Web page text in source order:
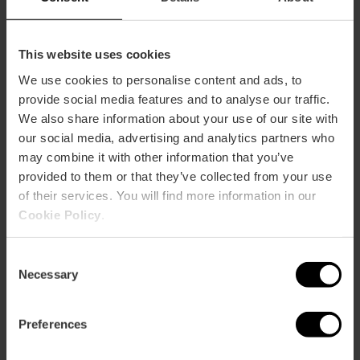
This website uses cookies
We use cookies to personalise content and ads, to
provide social media features and to analyse our traffic.
We also share information about your use of our site with
our social media, advertising and analytics partners who
may combine it with other information that you’ve
provided to them or that they’ve collected from your use
of their services. You will find more information in our
Cookie Policy
Selection
Necessary
Preferences
Bekijk kaart